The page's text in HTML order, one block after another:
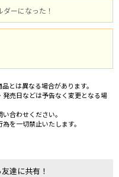
ーになった！
とは異なる場合があります。
売日などは予告なく変更となる場
合わせください。
を一切禁止いたします。
達に共有！